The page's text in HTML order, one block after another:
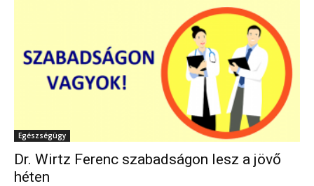
Egészségügy
Dr. Wirtz Ferenc szabadságon lesz a jövő
héten